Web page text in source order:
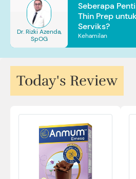
Dr. Rizki Azenda,
SpOG
Seberapa
Thin Prep
Serviks?
Kehamilan
Today's Review